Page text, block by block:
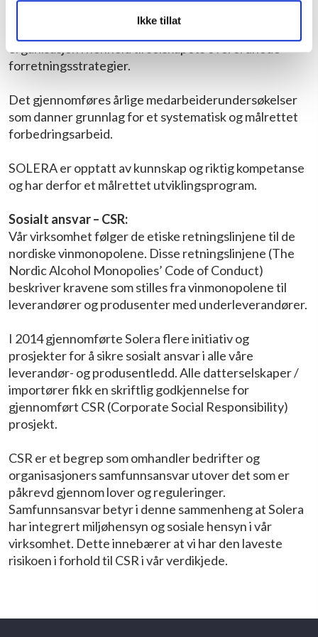
Ikke tillat
Solera gruppen har kontinuerlig fokus på og arbeider
organisasjon i henhold til selskapets overordnede
forretningsstrategier.
Det gjennomføres årlige medarbeiderundersøkelser
som danner grunnlag for et systematisk og målrettet
forbedringsarbeid.
SOLERA er opptatt av kunnskap og riktig kompetanse
og har derfor et målrettet utviklingsprogram.
Sosialt ansvar – CSR:
Vår virksomhet følger de etiske retningslinjene til de
nordiske vinmonopolene. Disse retningslinjene (The
Nordic Alcohol Monopolies’ Code of Conduct)
beskriver kravene som stilles fra vinmonopolene til
leverandører og produsenter med underleverandører.
I 2014 gjennomførte Solera flere initiativ og
prosjekter for å sikre sosialt ansvar i alle våre
leverandør- og produsentledd. Alle datterselskaper /
importører fikk en skriftlig godkjennelse for
gjennomført CSR (Corporate Social Responsibility)
prosjekt.
CSR er et begrep som omhandler bedrifter og
organisasjoners samfunnsansvar utover det som er
påkrevd gjennom lover og reguleringer.
Samfunnsansvar betyr i denne sammenheng at Solera
har integrert miljøhensyn og sosiale hensyn i vår
virksomhet. Dette innebærer at vi har den laveste
risikoen i forhold til CSR i vår verdikjede.